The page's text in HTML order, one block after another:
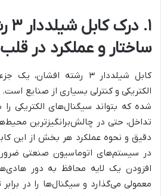
۱.
ساختار و عملکرد در
کابل شیلددار ۳ رشته
الکتریکی و کنترلی بسیاری از صنایع
شده که بتواند سیگنال‌های الکتریکی را
تداخل، حتی در چالش‌برانگیزترین
دقیق و نحوه عملکرد هر بخش از این
در سیستم‌های اتوماسیون صنعتی
افزودن یک لایه محافظ به دور
معمولی می‌گذارد و سیگنال‌ها را در